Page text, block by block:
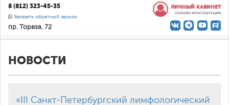
Цвет:
8 (812) 323-45-35
Заказать обратный звонок
пр. Тореза, 72
ЛИЧНЫЙ КАБИНЕТ
ОНЛАЙН КОНСУЛЬТАЦИИ
НОВОСТИ
«III Санкт-Петербургский лимфологический